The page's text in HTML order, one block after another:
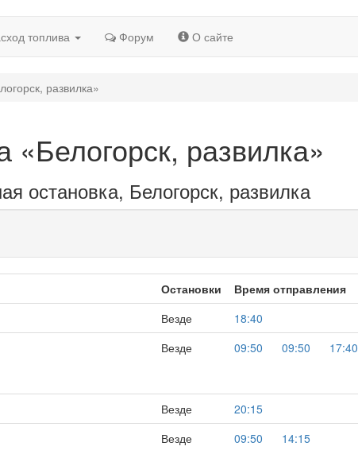
топлива Форум О сайте
развилка»
«Белогорск, развилка»
остановка, Белогорск, развилка
Остановки
Время отправления
Везде
18:40
Везде 09:50 09:50 17:40
Везде
20:15
Везде 09:50 14:15